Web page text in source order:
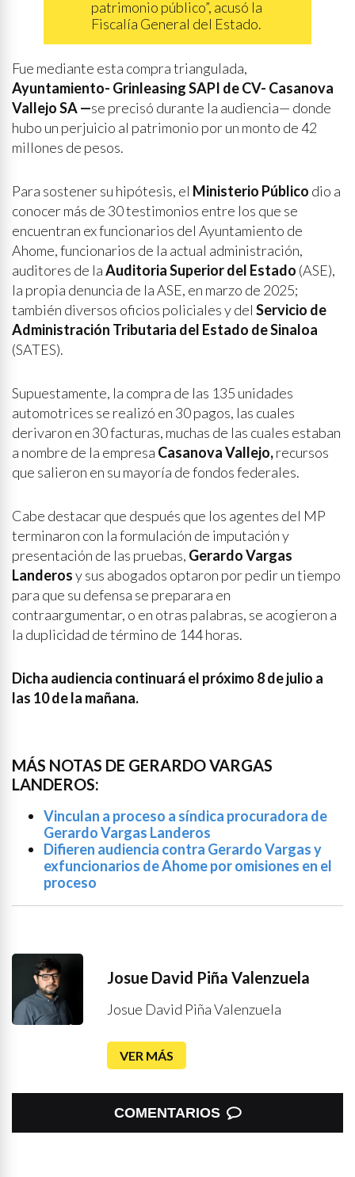
patrimonio público”, acusó la
Fiscalía General del Estado.
Fue mediante esta compra triangulada,
Ayuntamiento- Grinleasing SAPI de CV- Casanova
Vallejo SA —se precisó durante la audiencia— donde
hubo un perjuicio al patrimonio por un monto de 42
millones de pesos.
Para sostener su hipótesis, el Ministerio Público dio a
conocer más de 30 testimonios entre los que se
encuentran ex funcionarios del Ayuntamiento de
Ahome, funcionarios de la actual administración,
auditores de laAuditoria Superior del Estado (ASE),
la propia denuncia de la ASE, en marzo de 2025;
también diversos oficios policiales y del Servicio de
Administración Tributaria del Estado de Sinaloa
(SATES).
Supuestamente, la compra de las 135 unidades
automotrices se realizó en 30 pagos, las cuales
derivaron en 30 facturas, muchas de las cuales estaban
a nombre de la empresa Casanova Vallejo,recursos
que salieron en su mayoría de fondos federales.
Cabe destacar que después que los agentes del MP
terminaron con la formulación de imputación y
presentación de las pruebas, Gerardo Vargas
Landerosy sus abogados optaron por pedir un tiempo
para que su defensa se preparara en
contraargumentar, o en otras palabras, se acogieron a
la duplicidad de término de 144 horas.
Dicha audiencia continuará el próximo 8 de julio a
las 10 de la mañana.
MÁS NOTAS DE GERARDO VARGAS
LANDEROS:
Vinculan a proceso a síndica procuradora de
Gerardo Vargas Landeros
Difieren audiencia contra Gerardo Vargas y
exfuncionarios de Ahome por omisiones en el
proceso
Josue David Piña Valenzuela
Josue David Piña Valenzuela
VER MÁS
COMENTARIOS